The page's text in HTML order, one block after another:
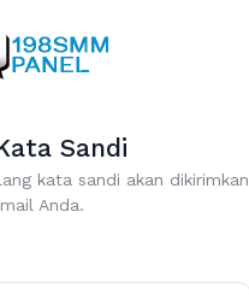
Sandi
kata sandi akan dikirimkan
Anda.